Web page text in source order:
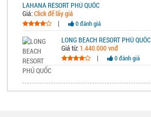
LAHANA RESORT PHÚ QUỐC
Giá:Click để lấy giá
|
0 đánh giá
LONG BEACH RESORT PHÚ QUỐC
Giá từ: 1.440.000 vnđ
|
0 đánh giá